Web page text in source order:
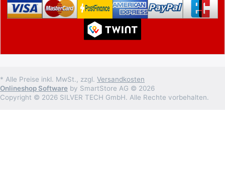
* Alle Preise inkl. MwSt., zzgl. Versandkosten
Onlineshop Software by SmartStore AG © 2026
Copyright © 2026 SILVER TECH GmbH. Alle Rechte vorbehalten.